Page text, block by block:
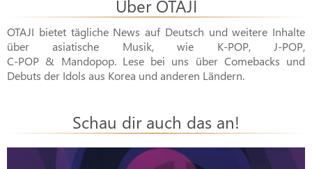
Über OTAJI
OTAJI bietet tägliche News auf Deutsch und weitere Inhalte
über asiatische Musik, wie K-POP, J-POP,
C-POP & Mandopop. Lese bei uns über Comebacks und
Debuts der Idols aus Korea und anderen Ländern.
Schau dir auch das an!